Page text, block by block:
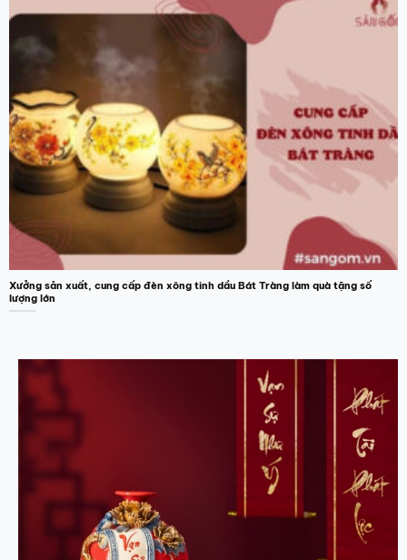
Xưởng sản xuất, cung cấp đèn xông tinh dầu Bát Tràng làm quà tặng số
lượng lớn